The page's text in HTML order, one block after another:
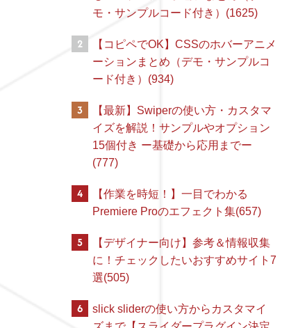
モ・サンプルコード付き）(1625)
2
【コピペでOK】CSSのホバーアニメ
ーションまとめ（デモ・サンプルコ
ード付き）(934)
3
【最新】Swiperの使い方・カスタマ
イズを解説！サンプルやオプション
15個付き ー基礎から応用までー
(777)
4
【作業を時短！】一目でわかる
Premiere Proのエフェクト集(657)
5
【デザイナー向け】参考＆情報収集
に！チェックしたいおすすめサイト7
選(505)
6
slick sliderの使い方からカスタマイ